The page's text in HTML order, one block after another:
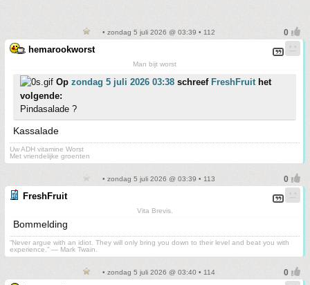
• zondag 5 juli 2026 @ 03:39 • 112
hemarookworst
Man bijt worst
Op zondag 5 juli 2026 03:38 schreef FreshFruithet
volgende:
Pindasalade ?
Kassalade
Uw ADH vitamine Worst
Met vriendelijke groenten
• zondag 5 juli 2026 @ 03:39 • 113
FreshFruit
Vita Brevis.
Bommelding
“Never argue with an idiot. They will only bring you down to their level and beat you with
experience.” ― Mark Twain.
• zondag 5 juli 2026 @ 03:40 • 114